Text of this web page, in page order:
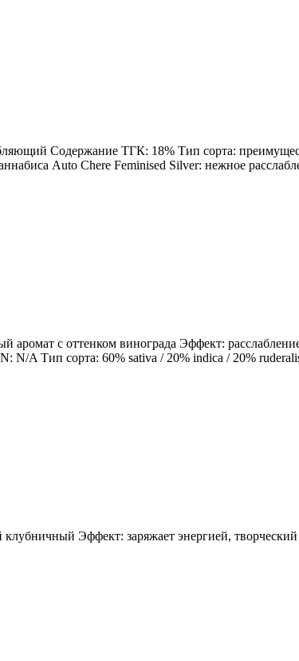
Содержание ТГК: 18% Тип сорта:
Auto Chere Feminised Silver: нежное
с оттенком винограда Эффект:
A Тип сорта: 60% sativa / 20% indica / 20%
Эффект: заряжает энергией,